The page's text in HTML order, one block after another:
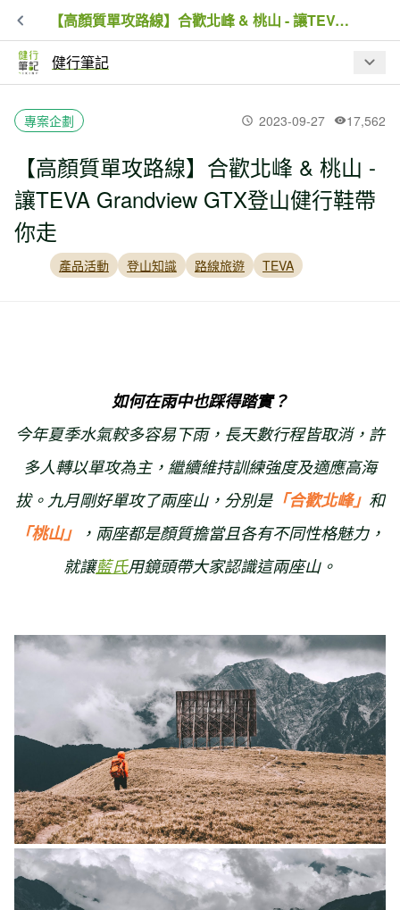
【高顏質單攻路線】合歡北峰 & 桃山 - 讓TEVA Grandview GTX登山健行鞋帶你走
健行筆記
最新文章
【入園資訊】因應巴威颱風來襲，林業
保育署預警性休園、暫停開放資訊
夏日虎頭蜂出沒！瑞芳 3 處步道封閉，
戶外遇虎頭蜂處置 SOP
專案企劃 2023-09-27 17,562
【高顏質單攻路線】合歡北峰 & 桃山 -
讓TEVA Grandview GTX登山健行鞋帶
你走
產品活動 登山知識 路線旅遊 TEVA
如何在雨中也踩得踏實？
今年夏季水氣較多容易下雨，長天數行程皆取消，許
多人轉以單攻為主，繼續維持訓練強度及適應高海
拔。 九月剛好單攻了兩座山，分別是「合歡北峰」 和
「桃山」
，兩座都是顏質擔當且各有不同性格魅力，
就讓藍氏用鏡頭帶大家認識這兩座山。